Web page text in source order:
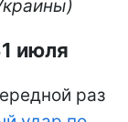
июля
раз